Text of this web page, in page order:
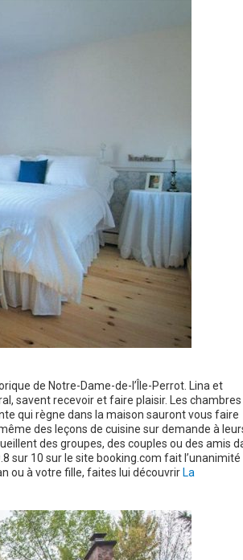
de Notre-Dame-de-l’Île-Perrot. Lina et
savent recevoir et faire plaisir. Les chambres
qui règne dans la maison sauront vous faire
des leçons de cuisine sur demande à
des groupes, des couples ou des amis
sur 10 sur le site booking.com fait l’unanimité
ou à votre fille, faites lui découvrir La